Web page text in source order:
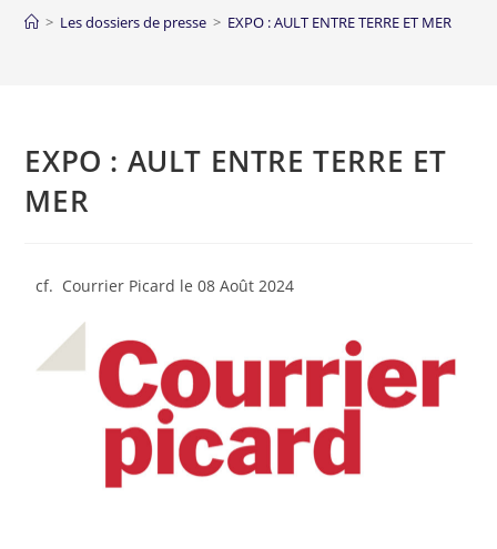
> Les dossiers de presse > EXPO : AULT ENTRE TERRE ET MER
EXPO : AULT ENTRE TERRE ET
MER
cf. Courrier Picard le 08 Août 2024